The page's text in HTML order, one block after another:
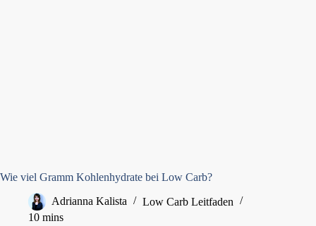
Wie viel Gramm Kohlenhydrate bei Low Carb?
Adrianna Kalista
Low Carb Leitfaden
10 mins